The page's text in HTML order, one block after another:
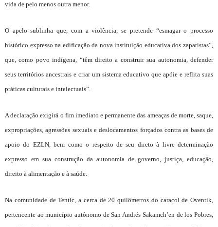
vida de pelo menos outra menor.
O apelo sublinha que, com a violência, se pretende “esmagar o processo
histórico expresso na edificação da nova instituição educativa dos zapatistas”,
que, como povo indígena, “têm direito a construir sua autonomia, defender
seus territórios ancestrais e criar um sistema educativo que apóie e reflita suas
práticas culturais e intelectuais”.
A declaração exigirá o fim imediato e permanente das ameaças de morte, saque,
expropriações, agressões sexuais e deslocamentos forçados contra as bases de
apoio do EZLN, bem como o respeito de seu direto à livre determinação
expresso em sua construção da autonomia de governo, justiça, educação,
direito à alimentação e à saúde.
Na comunidade de Tentic, a cerca de 20 quilômetros do caracol de Oventik,
pertencente ao município autônomo de San Andrés Sakamch’en de los Pobres,